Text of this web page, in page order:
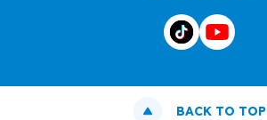
BACK TO TOP